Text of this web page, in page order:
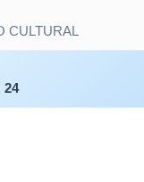
CULTURAL
24